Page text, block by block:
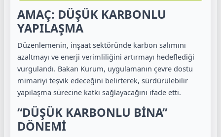
AMAÇ: DÜŞÜK KARBONLU
YAPILAŞMA
Düzenlemenin, inşaat sektöründe karbon salımını
azaltmayı ve enerji verimliliğini artırmayı hedeflediği
vurgulandı. Bakan Kurum, uygulamanın çevre dostu
mimariyi teşvik edeceğini belirterek, sürdürülebilir
yapılaşma sürecine katkı sağlayacağını ifade etti.
“DÜŞÜK KARBONLU BİNA”
DÖNEMİ